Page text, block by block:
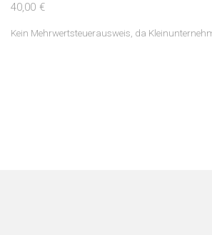
40,00 €
Kein Mehrwertsteuerausweis, da